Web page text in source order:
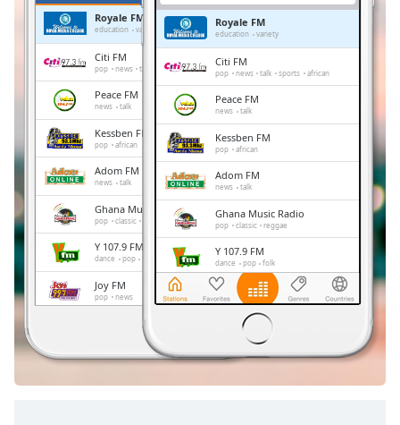
LIVE
Remaining
Time-
Playback
Chapters
Chapters
Descriptions
descriptions
off,
Subtitles
subtitles
Royale FM
education variety
Citi FM
pop news talk sports african
Peace FM
news talk
Kessben FM
pop african
Adom FM
news talk
Ghana Music Radio
pop classic
Y 107.9 FM
dance pop
Joy FM
pop news
Power 97.9 FM
talk
Royale FM
education variety
Citi FM
pop news talk sports african
Peace FM
news talk
Kessben FM
pop african
Adom FM
news talk
Ghana Music Radio
pop classic reggae
Y 107.9 FM
dance pop folk
Joy FM
pop news
Power 97.9 FM
news talk